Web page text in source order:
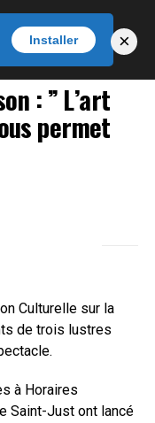
: ” L’art
permet
Culturelle sur la
de trois lustres
à Horaires
Saint-Just ont lancé
Installer ×